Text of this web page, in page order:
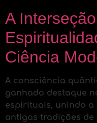
A
Ciência
A consciência
ganhado destaque
espirituais, unindo a
antigas tradições de